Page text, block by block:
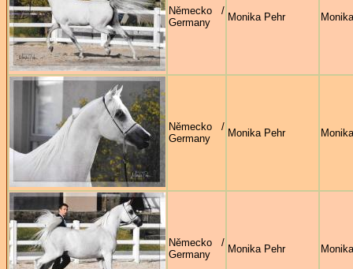
Německo /
Germany
Monika Pehr
Německo /
Germany
Monika Pehr
Německo /
Germany
Monika Pehr